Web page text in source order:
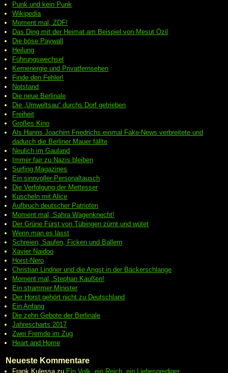
Punk und kein Punk
Wikipedia
Moment mal, ZDF!
Das Ding mit der Heimat am Beispiel von Mesut Özil
Die böse Paywall
Heilung
Führungswechsel
Kernenergie und Privatfernsehen
Finde den Fehler!
Notstand
Die neue Berlinale
Die „Umweltsau“ durchs Dorf getrieben
Freiheit
Großes Kino
Als Hanns Joachim Friedrichs einmal Fake-News verbreitete und
dadurch die Berliner Mauer fällte
Neulich im Gauland
Immer fair zu Nazis bleiben
Surfing Magazines
Ein sinnvoller Personaltausch
Die Verfolgung der Mettesser
Kuscheln mit Alice
Aufbruch deutscher Patrioten
Moment mal, Sahra Wagenknecht!
Der Grüne Fürst von Tübingen zürnt und wütet
Wenn man es lässt
Schreien, Saufen, Ficken und Ballern
Xavier Naidoo
Horst-Nero
Christian Lindner und die Angst in der Bäckerschlange
Moment mal, Stephan Kaußen!
Ein strammer Minister
Der Horst gehört nicht zu Deutschland
Ein Anfang
Die zehn Gebote der Berlinale
Jahrescharts 2017
Zwei Fremde im Zug
Heart and Home
Neueste Kommentare
Frank Kulessazu Ein Volk, ein Reich, ein Liebesprediger